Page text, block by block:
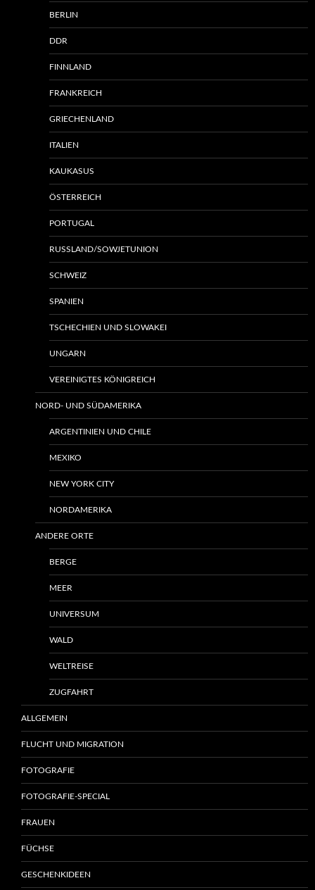
BERLIN
DDR
FINNLAND
FRANKREICH
GRIECHENLAND
ITALIEN
KAUKASUS
ÖSTERREICH
PORTUGAL
RUSSLAND/SOWJETUNION
SCHWEIZ
SPANIEN
TSCHECHIEN UND SLOWAKEI
UNGARN
VEREINIGTES KÖNIGREICH
NORD- UND SÜDAMERIKA
ARGENTINIEN UND CHILE
MEXIKO
NEW YORK CITY
NORDAMERIKA
ANDERE ORTE
BERGE
MEER
UNIVERSUM
WALD
WELTREISE
ZUGFAHRT
ALLGEMEIN
FLUCHT UND MIGRATION
FOTOGRAFIE
FOTOGRAFIE-SPECIAL
FRAUEN
FÜCHSE
GESCHENKIDEEN